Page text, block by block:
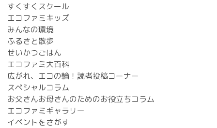
すくすくスクール
エコファミキッズ
みんなの環境
ふるさと散歩
せいかつごはん
エコファミ大百科
広がれ、エコの輪！読者投稿コーナー
スペシャルコラム
お父さんお母さんのためのお役立ちコラム
エコファミギャラリー
イベントをさがす